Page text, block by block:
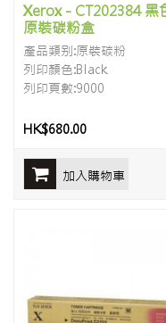
Xerox - CT202384 黑
原裝碳粉盒
產品類别:原裝碳粉
列印顏色:Black
列印頁數:9000
HK$680.00
加入購物車